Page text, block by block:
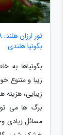
بگونیا هلندی
بگونیاها به
زیبا و متنوع
زیبایی،
برگ ها می
مسائل زیادی